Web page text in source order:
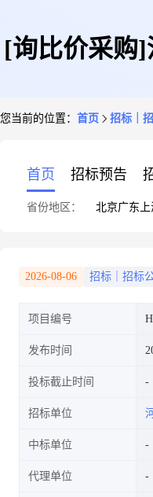
[询比价采购
您当前的位置： 首页 招标｜
首页 招标预告
省份地区： 北京广东
2026-08-06 招标｜招标
项目编号
发布时间
投标截止时间
招标单位
中标单位
代理单位